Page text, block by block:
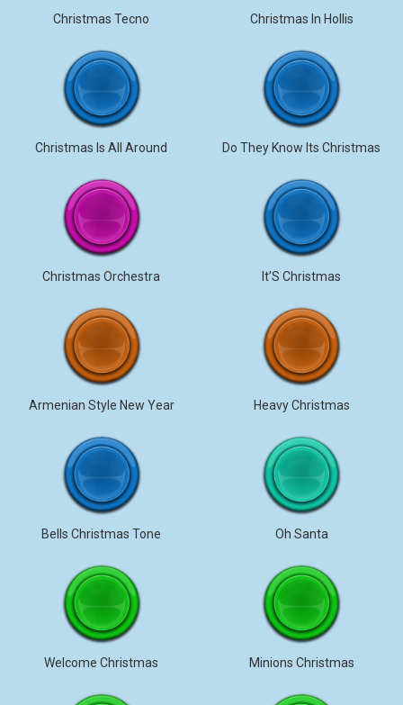
Christmas Tecno Christmas In Hollis
Christmas Is All Around Do They Know Its Christmas
Christmas Orchestra It’S Christmas
Armenian Style New Year Heavy Christmas
Bells Christmas Tone Oh Santa
Welcome Christmas Minions Christmas